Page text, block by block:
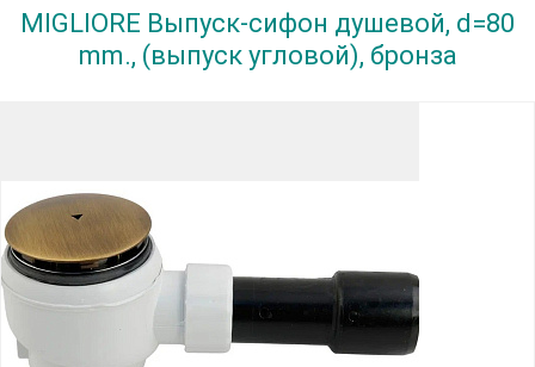
MIGLIORE Выпуск-сифон душевой, d=80
mm., (выпуск угловой), бронза